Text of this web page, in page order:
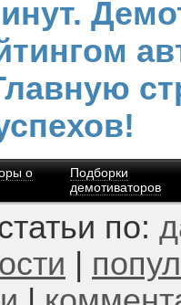
о
Подборки
демотиваторов
по: